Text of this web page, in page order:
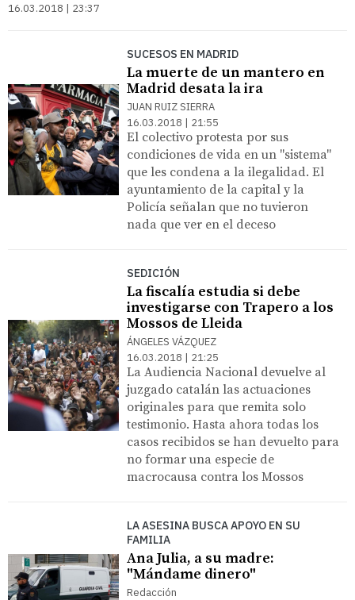
16.03.2018 | 23:37
SUCESOS EN MADRID
La muerte de un mantero en
Madrid desata la ira
JUAN RUIZ SIERRA
16.03.2018 | 21:55
El colectivo protesta por sus
condiciones de vida en un "sistema"
que les condena a la ilegalidad. El
ayuntamiento de la capital y la
Policía señalan que no tuvieron
nada que ver en el deceso
SEDICIÓN
La fiscalía estudia si debe
investigarse con Trapero a los
Mossos de Lleida
ÁNGELES VÁZQUEZ
16.03.2018 | 21:25
La Audiencia Nacional devuelve al
juzgado catalán las actuaciones
originales para que remita solo
testimonio. Hasta ahora todas los
casos recibidos se han devuelto para
no formar una especie de
macrocausa contra los Mossos
LA ASESINA BUSCA APOYO EN SU
FAMILIA
Ana Julia, a su madre:
"Mándame dinero"
Redacción